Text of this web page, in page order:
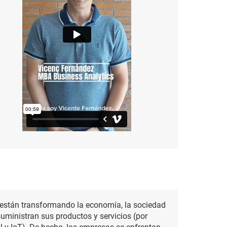
transformando la economía, la sociedad
sus productos y servicios (por